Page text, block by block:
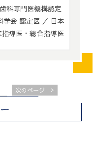
科専門医機構認定
学会 認定医 ／ 日本
導医・総合指導医
次のページ >